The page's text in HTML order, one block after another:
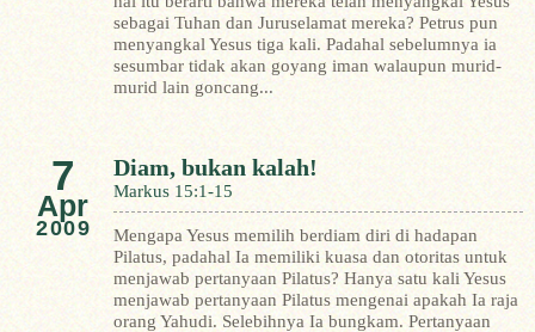
sebagai Tuhan dan Juruselamat mereka? Petrus pun
menyangkal Yesus tiga kali. Padahal sebelumnya ia
sesumbar tidak akan goyang iman walaupun murid-
murid lain goncang...
7
Apr
2009
Diam, bukan kalah!
Markus 15:1-15
Mengapa Yesus memilih berdiam diri di hadapan
Pilatus, padahal Ia memiliki kuasa dan otoritas untuk
menjawab pertanyaan Pilatus? Hanya satu kali Yesus
menjawab pertanyaan Pilatus mengenai apakah Ia raja
orang Yahudi. Selebihnya Ia bungkam. Pertanyaan